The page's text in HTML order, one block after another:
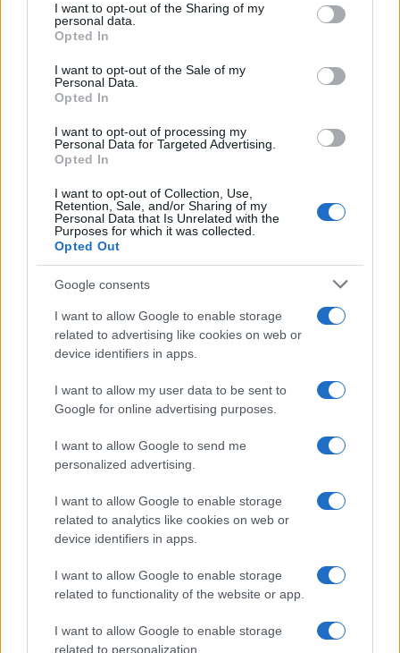
not limited to your visit or usage behaviour. You may click to
grant or deny consent to Google and its third-party tags to
use your data for below specified purposes in below Google
consent section.
I want to opt-out of the Sharing of my
personal data.
Opted In
I want to opt-out of the Sale of my
Personal Data.
Opted In
I want to opt-out of processing my
Personal Data for Targeted Advertising.
Opted In
I want to opt-out of Collection, Use,
Retention, Sale, and/or Sharing of my
Personal Data that Is Unrelated with the
Purposes for which it was collected.
Opted Out
Google consents
I want to allow Google to enable storage
related to advertising like cookies on web or
device identifiers in apps.
I want to allow my user data to be sent to
Google for online advertising purposes.
I want to allow Google to send me
personalized advertising.
I want to allow Google to enable storage
related to analytics like cookies on web or
device identifiers in apps.
I want to allow Google to enable storage
related to functionality of the website or app.
I want to allow Google to enable storage
related to personalization.
površinsko zmogljivost. Namenjen je čiščenju
koles, vrtnih pripomočkov in orodja ter vrtnega
pohištva, teras in balkonov.
Visokotlačni čistilec K3
od K2, zato boste z njim lahko očistili tudi ograje,
manjše vrtne poti ali kamnite plošče ter mopede
in motorna kolesa.
Visokotlačni čistilec K4ima še večjo moč, raven
pritiska in površinsko zmogljivost. Zato boste z
njim, poleg vsega kar lahko očistite s K2 in K3,
brez težav očistili tudi vsa manjša vozila.
Visokotlačni čistilec K5je izjemno zmogljiv,
zato je primeren tudi za čiščenje zunanjih stopnic
in vrtnih poti, srednje velikih in kombiniranih vozil
ter vrtnih kamnitih zidov.
Visokotlačni čistilec K7je najzmogljivejši iz hobi
programa Kärcher, zato lahko z njim očistite vse,
kar želite. Poleg vsega, kar smo že omenili, so
odlični asistenti pri čiščenju bazenov, avtodomov
Za brezskrbno čiščenje na vsakem koraku
Kärcher center Kušljannudi tudipester izbor dodatne